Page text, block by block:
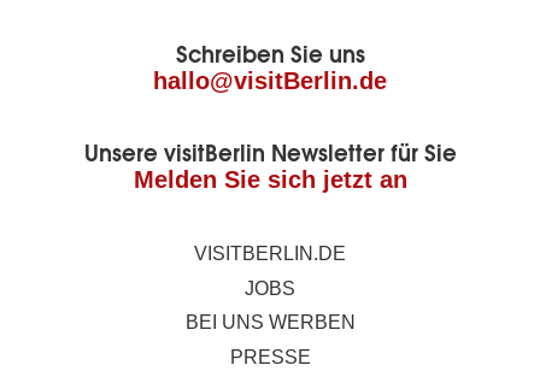
Seite
Schreiben Sie uns
hallo@visitBerlin.de
Unsere visitBerlin Newsletter für Sie
Melden Sie sich jetzt an
VISITBERLIN.DE
JOBS
BEI UNS WERBEN
PRESSE